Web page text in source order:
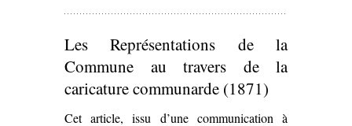
Les Représentations de la
Commune au travers de la
caricature communarde (1871)
Cet article, issu d’une communication à